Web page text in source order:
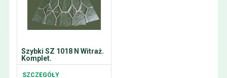
Szybki SZ 1018 N Witraż.
Komplet.
SZCZEGÓŁY